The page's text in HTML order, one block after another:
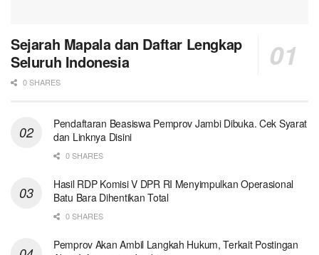
Sejarah Mapala dan Daftar Lengkap
Seluruh Indonesia
0 SHARES
Pendaftaran Beasiswa Pemprov Jambi Dibuka. Cek Syarat
dan Linknya Disini
0 SHARES
Hasil RDP Komisi V DPR RI Menyimpulkan Operasional
Batu Bara Dihentikan Total
0 SHARES
Pemprov Akan Ambil Langkah Hukum, Terkait Postingan